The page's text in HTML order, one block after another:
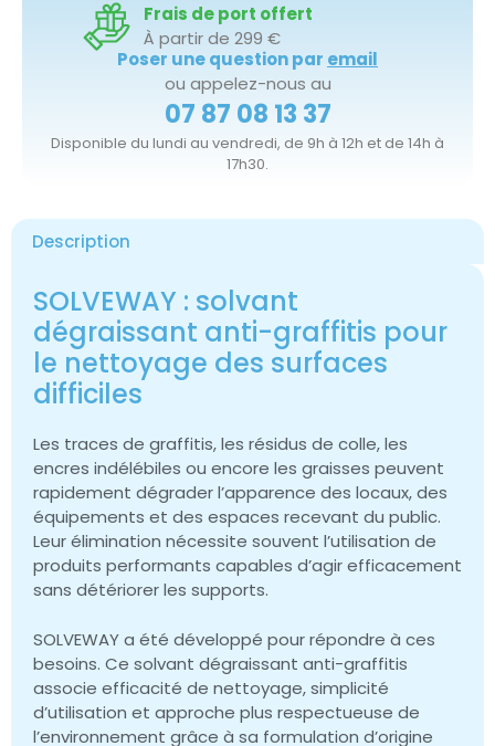
Frais de port offert
À partir de 299 €
Poser une question par email
ou appelez-nous au
07 87 08 13 37
Disponible du lundi au vendredi, de 9h à 12h et de 14h à
17h30.
Description
SOLVEWAY : solvant
dégraissant anti-graffitis pour
le nettoyage des surfaces
difficiles
Les traces de graffitis, les résidus de colle, les
encres indélébiles ou encore les graisses peuvent
rapidement dégrader l’apparence des locaux, des
équipements et des espaces recevant du public.
Leur élimination nécessite souvent l’utilisation de
produits performants capables d’agir efficacement
sans détériorer les supports.
SOLVEWAY a été développé pour répondre à ces
besoins. Ce solvant dégraissant anti-graffitis
associe efficacité de nettoyage, simplicité
d’utilisation et approche plus respectueuse de
l’environnement grâce à sa formulation d’origine